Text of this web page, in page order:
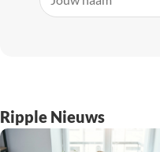
Ripple Nieuws